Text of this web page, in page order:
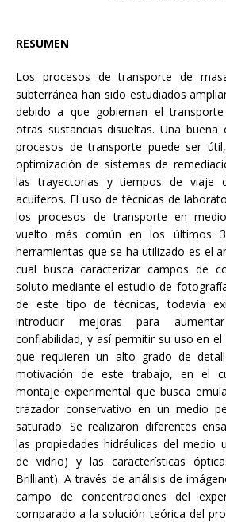
RESUMEN
Los procesos de transporte de
subterránea han sido estudiados
debido a que gobiernan el
otras sustancias disueltas. Una buena
procesos de transporte puede ser
optimización de sistemas de
las trayectorias y tiempos de viaje
acuíferos. El uso de técnicas de
los procesos de transporte en
vuelto más común en los últimos
herramientas que se ha utilizado es el
cual busca caracterizar campos de
soluto mediante el estudio de
de este tipo de técnicas, todavía
introducir mejoras para
confiabilidad, y así permitir su uso en
que requieren un alto grado de
motivación de este trabajo, en el
montaje experimental que busca
trazador conservativo en un medio
saturado. Se realizaron diferentes
las propiedades hidráulicas del medio
de vidrio) y las características
Brilliant). A través de análisis de
campo de concentraciones del
comparado a la solución teórica del